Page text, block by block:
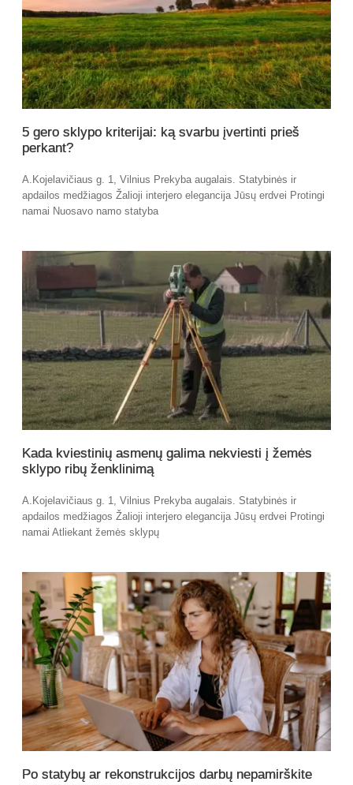
5 gero sklypo kriterijai: ką svarbu įvertinti prieš
perkant?
A.Kojelavičiaus g. 1, Vilnius Prekyba augalais. Statybinės ir
apdailos medžiagos Žalioji interjero elegancija Jūsų erdvei Protingi
namai Nuosavo namo statyba
Kada kviestinių asmenų galima nekviesti į žemės
sklypo ribų ženklinimą
A.Kojelavičiaus g. 1, Vilnius Prekyba augalais. Statybinės ir
apdailos medžiagos Žalioji interjero elegancija Jūsų erdvei Protingi
namai Atliekant žemės sklypų
Po statybų ar rekonstrukcijos darbų nepamirškite